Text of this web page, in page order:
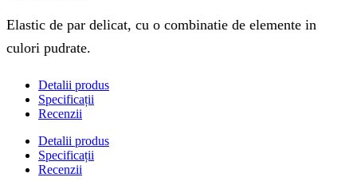
Elastic de par delicat, cu o combinatie de elemente in
culori pudrate.
Detalii produs
Specificații
Recenzii
Detalii produs
Specificații
Recenzii